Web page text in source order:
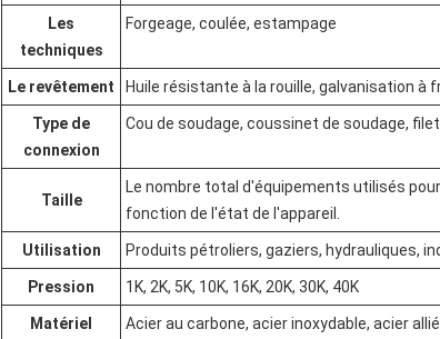
Les
techniques
Forgeage, coulée, estampage
Le revêtement Huile résistante à la rouille, galvanisation à
Type de
connexion
Cou de soudage, coussinet de soudage,
Taille
Le nombre total d'équipements utilisés
fonction de l'état de l'appareil.
Utilisation Produits pétroliers, gaziers, hydrauliques,
Pression 1K, 2K, 5K, 10K, 16K, 20K, 30K, 40K
Matériel Acier au carbone, acier inoxydable, acier allié